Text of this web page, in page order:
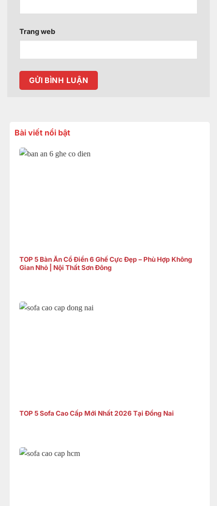
Trang web
Bài viết nổi bật
TOP 5 Bàn Ăn Cổ Điển 6 Ghế Cực Đẹp – Phù Hợp Không
Gian Nhỏ | Nội Thất Sơn Đông
TOP 5 Sofa Cao Cấp Mới Nhất 2026 Tại Đồng Nai